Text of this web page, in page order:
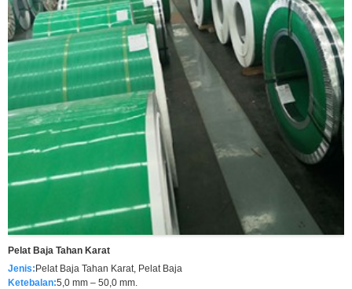
Pelat Baja Tahan Karat
Jenis: Pelat Baja Tahan Karat, Pelat Baja
Ketebalan:5,0 mm – 50,0 mm.